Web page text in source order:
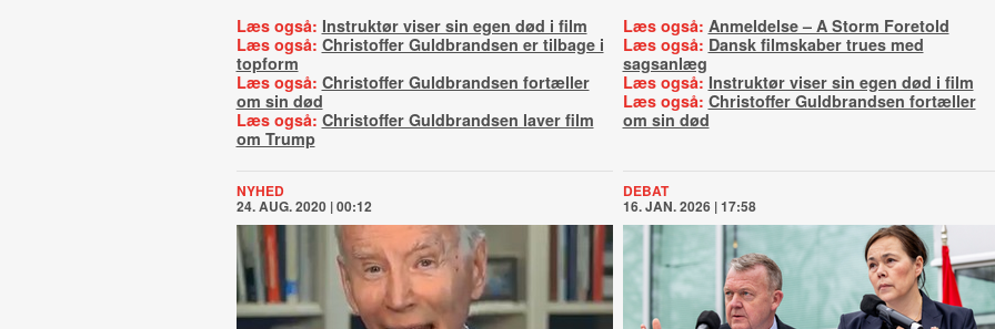
Læs også: Instruktør viser sin egen død i film
Læs også: Christoffer Guldbrandsen er tilbage i
topform
Læs også: Christoffer Guldbrandsen fortæller
om sin død
Læs også: Christoffer Guldbrandsen laver film
om Trump
Læs også: Anmeldelse – A Storm Foretold
Læs også: Dansk filmskaber trues med
sagsanlæg
Læs også: Instruktør viser sin egen død i film
Læs også: Christoffer Guldbrandsen fortæller
om sin død
NYHED
24. AUG. 2020 | 00:12
DEBAT
16. JAN. 2026 | 17:58